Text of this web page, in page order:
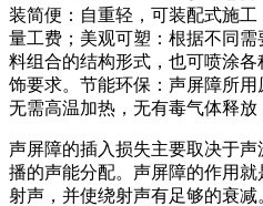
装简便：自重轻，可装配式施
量工费；美观可塑：根据不同
料组合的结构形式，也可喷涂
饰要求。节能环保：声屏障所
无需高温加热，无有毒气体释放
声屏障的插入损失主要取决于
播的声能分配。声屏障的作用
射声，并使绕射声有足够的衰